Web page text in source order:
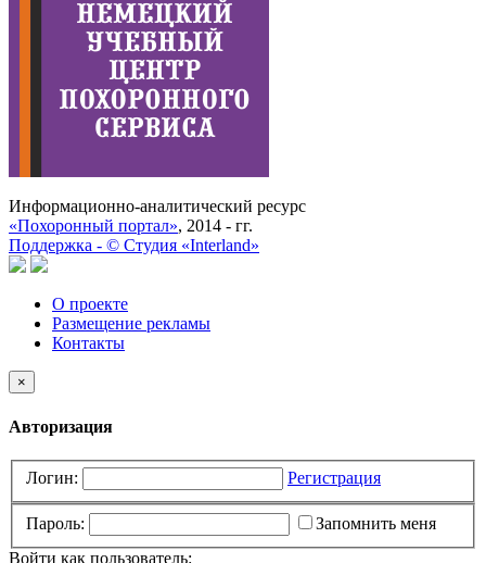
Информационно-аналитический ресурс
«Похоронный портал», 2014 - гг.
Поддержка - © Cтудия «Interland»
О проекте
Размещение рекламы
Контакты
×
Авторизация
Логин: Регистрация
Пароль:
Запомнить меня
Войти как пользователь: